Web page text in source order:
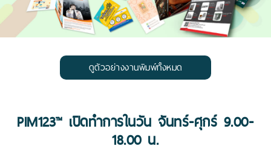
ดูตัวอย่างงานพิมพ์ทั้งหมด
PIM123™ เปิดทำการในวัน จันทร์-ศุกร์ 9.00-
18.00 น.